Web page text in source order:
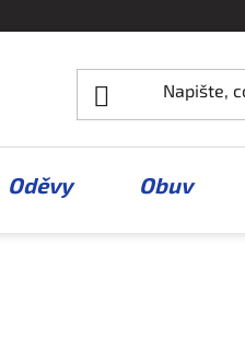
Oděvy Obuv